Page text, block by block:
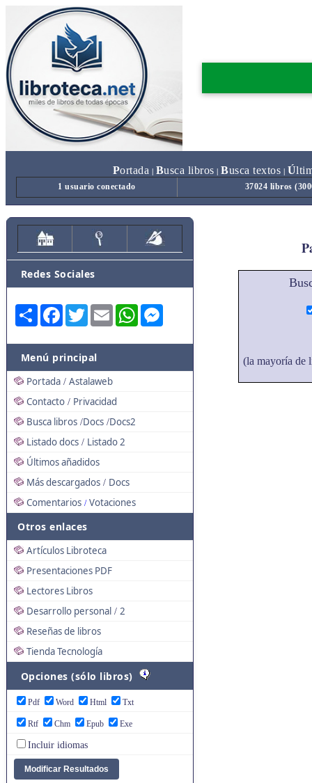
Portada Busca libros Busca textos Ú
1 usuario conectado 37024 libros
Redes Sociales
Share FacebookTwitterEmail WhatsApp
Menú principal
Portada / Astalaweb
Contacto / Privacidad
Busca libros /Docs /Docs2
Listado docs / Listado 2
Últimos añadidos
Más descargados / Docs
Comentarios / Votaciones
Otros enlaces
Artículos Libroteca
Presentaciones PDF
Lectores Libros
Desarrollo personal / 2
Reseñas de libros
Tienda Tecnología
Opciones (sólo libros)
Pdf Word Html Txt
Rtf Chm Epub Exe
Incluir idiomas
(la mayoría de